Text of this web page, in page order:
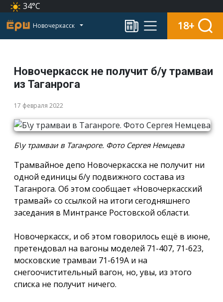
34°C
Новочеркасск 18+
Новочеркасск не получит б/у трамваи
из Таганрога
17 февраля 2022
Б\у трамваи в Таганроге. Фото Сергея Немцева
Трамвайное депо Новочеркасска не получит ни
одной единицы б/у подвижного состава из
Таганрога. Об этом сообщает «Новочеркасский
трамвай» со ссылкой на итоги сегодняшнего
заседания в Минтрансе Ростовской области.
Новочеркасск, и об этом говорилось ещё в июне,
претендовал на вагоны моделей 71-407, 71-623,
московские трамваи 71-619А и на
снегоочистительный вагон, но, увы, из этого
списка не получит ничего.